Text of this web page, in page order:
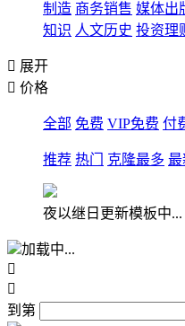
制造 商务销售 媒体出
知识 人文历史 投资理
 展开
 价格
全部 免费 VIP免费 付
推荐 热门 克隆最多 最
夜以继日更新模板中...
加载中...


到第